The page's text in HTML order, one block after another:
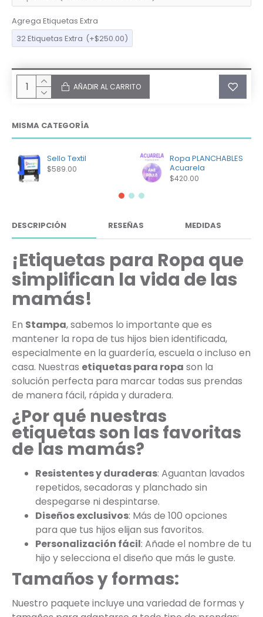
Agrega Etiquetas Extra
32 Etiquetas Extra (+$250.00)
AÑADIR AL CARRITO
MISMA CATEGORÍA
Sello Textil
$589.00
Ropa PLANCHABLES
Acuarela
$420.00
DESCRIPCIÓN RESEÑAS MEDIDAS
¡Etiquetas para Ropa que
simplifican la vida de las
mamás!
En Stampa, sabemos lo importante que es
mantener la ropa de tus hijos bien identificada,
especialmente en la guardería, escuela o incluso en
casa. Nuestras etiquetas para ropa son la
solución perfecta para marcar todas sus prendas
de manera fácil, rápida y duradera.
¿Por qué nuestras
etiquetas son las favoritas
de las mamás?
Resistentes y duraderas: Aguantan lavados
repetidos, secadoras y planchado sin
despegarse ni despintarse.
Diseños exclusivos: Más de 100 opciones
para que tus hijos elijan sus favoritos.
Personalización fácil: Añade el nombre de tu
hijo y selecciona el diseño que más le guste.
Tamaños y formas:
Nuestro paquete incluye una variedad de formas y